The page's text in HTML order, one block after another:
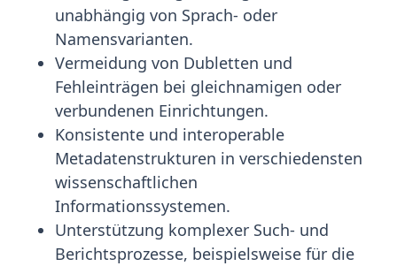
unabhängig von Sprach- oder
Namensvarianten.
Vermeidung von Dubletten und
Fehleinträgen bei gleichnamigen oder
verbundenen Einrichtungen.
Konsistente und interoperable
Metadatenstrukturen in verschiedensten
wissenschaftlichen
Informationssystemen.
Unterstützung komplexer Such- und
Berichtsprozesse, beispielsweise für die